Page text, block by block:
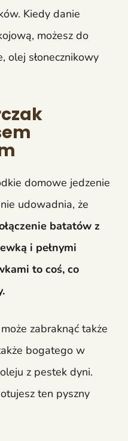
Kiedy danie
możesz do
olej słonecznikowy
domowe jedzenie
udowadnia, że
batatów z
i pełnymi
to coś, co
zabraknąć także
bogatego w
z pestek dyni.
ten pyszny